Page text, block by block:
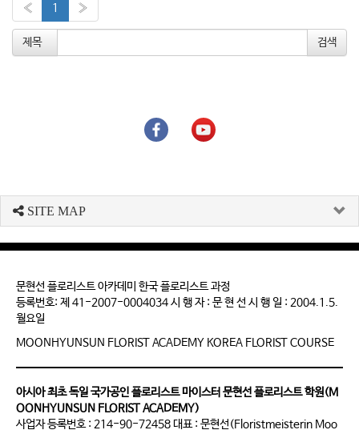
« 1 »
제목
SITE MAP
문현선 플로리스트 아카데미 한국 플로리스트 과정
등록번호: 제 41-2007-0004034 시 행 자 : 문 현 선 시 행 일 : 2004.1.5.
월요일
MOONHYUNSUN FLORIST ACADEMY KOREA FLORIST COURSE
아시아 최초 독일 국가공인 플로리스트 마이스터 문현선 플로리스트 학원(M
OONHYUNSUN FLORIST ACADEMY)
사업자 등록번호 : 214-90-72458 대표 : 문현선(Floristmeisterin Moo